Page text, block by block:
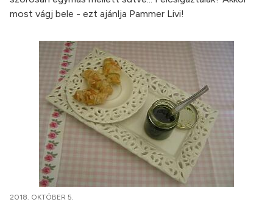
most vágj bele - ezt ajánlja Pammer Livi!
2018. OKTÓBER 5.